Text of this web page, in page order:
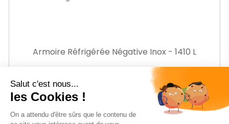
Armoire Réfrigérée Négative Inox - 1410 L
Ref.